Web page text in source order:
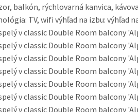
balkón, rýchlovarná kanvica,
TV, wifi výhľad na izbu: výhľad
v classic Double Room balcony
v classic Double Room balcony
v classic Double Room balcony
v classic Double Room balcony
v classic Double Room balcony
v classic Double Room balcony
v classic Double Room balcony